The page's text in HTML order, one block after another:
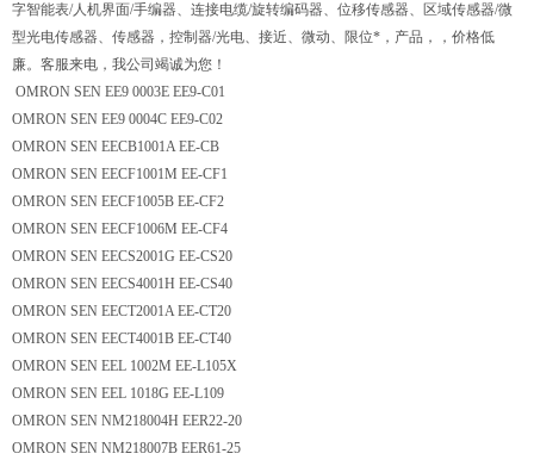
字智能表/人机界面/手编器、连接电缆/旋转编码器、位移传感器、区域传感器/微
型光电传感器、传感器，控制器/光电、接近、微动、限位*，产品，，价格低
廉。客服来电，我公司竭诚为您！
OMRON SEN EE9 0003E EE9-C01
OMRON SEN EE9 0004C EE9-C02
OMRON SEN EECB1001A EE-CB
OMRON SEN EECF1001M EE-CF1
OMRON SEN EECF1005B EE-CF2
OMRON SEN EECF1006M EE-CF4
OMRON SEN EECS2001G EE-CS20
OMRON SEN EECS4001H EE-CS40
OMRON SEN EECT2001A EE-CT20
OMRON SEN EECT4001B EE-CT40
OMRON SEN EEL 1002M EE-L105X
OMRON SEN EEL 1018G EE-L109
OMRON SEN NM218004H EER22-20
OMRON SEN NM218007B EER61-25